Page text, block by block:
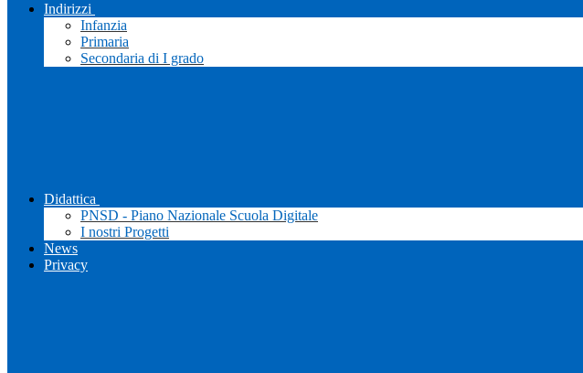
Indirizzi
Infanzia
Primaria
Secondaria di I grado
Didattica
PNSD - Piano Nazionale Scuola Digitale
I nostri Progetti
News
Privacy